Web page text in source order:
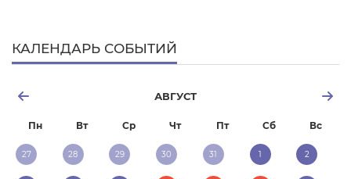
КАЛЕНДАРЬ СОБЫТИЙ
АВГУСТ
Пн Вт Ср Чт Пт Сб Вс
27 28 29 30 31 1 2